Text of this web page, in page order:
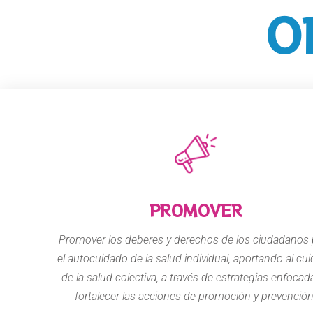
PROMOVER
Promover los deberes y derechos de los ciudadanos
el autocuidado de la salud individual, aportando al
de la salud colectiva, a través de estrategias
fortalecer las acciones de promoción y